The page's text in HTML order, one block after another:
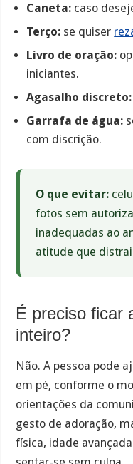
Caneta: caso
Terço: se quiser
Livro de oração:
iniciantes.
Agasalho discreto:
Garrafa de água:
com discrição.
O que evitar:
fotos sem
inadequadas ao
atitude que
É preciso ficar
inteiro?
Não. A pessoa pode
em pé, conforme o
orientações da
gesto de adoração,
física, idade